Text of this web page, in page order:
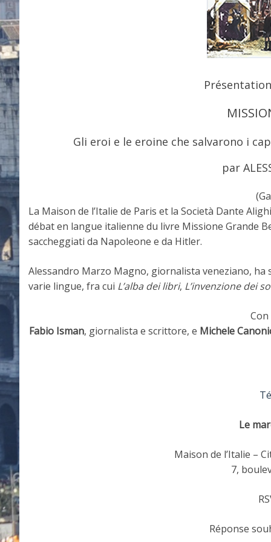
Gli eroi e le eroine che salvarono i
par
La Maison de l’Italie de Paris et la Società Dante
débat en langue italienne du livre Missione Grande
saccheggiati da Napoleone e da Hitler.
Alessandro Marzo Magno, giornalista veneziano,
varie lingue, fra cui L’alba dei libri, L’invenzione dei
Fabio Isman, giornalista e scrittore, e Michele
Le
Maison de l’Italie –
7,
Réponse